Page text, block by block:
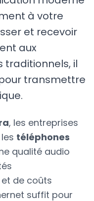
à votre
et recevoir
aux
traditionnels, il
transmettre
, les entreprises
téléphones
qualité audio
de coûts
suffit pour